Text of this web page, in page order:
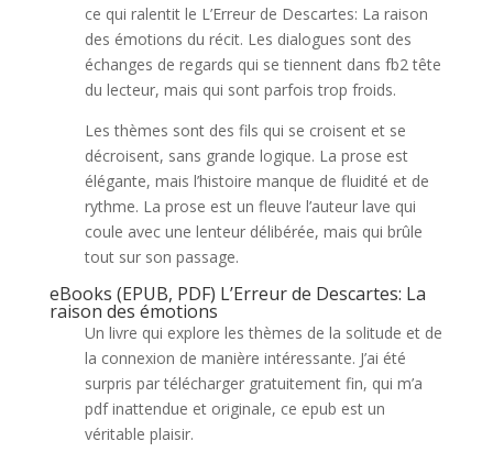
ce qui ralentit le L’Erreur de Descartes: La raison
des émotions du récit. Les dialogues sont des
échanges de regards qui se tiennent dans fb2 tête
du lecteur, mais qui sont parfois trop froids.
Les thèmes sont des fils qui se croisent et se
décroisent, sans grande logique. La prose est
élégante, mais l’histoire manque de fluidité et de
rythme. La prose est un fleuve l’auteur lave qui
coule avec une lenteur délibérée, mais qui brûle
tout sur son passage.
eBooks (EPUB, PDF) L’Erreur de Descartes: La
raison des émotions
Un livre qui explore les thèmes de la solitude et de
la connexion de manière intéressante. J’ai été
surpris par télécharger gratuitement fin, qui m’a
pdf inattendue et originale, ce epub est un
véritable plaisir.